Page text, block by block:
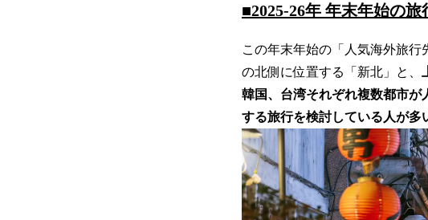
■2025-26年 年末年始の
この年末年始の「人気海外旅
の北側に位置する「新北」と、
韓国、台湾それぞれ複数都市が
する旅行を検討している人が多